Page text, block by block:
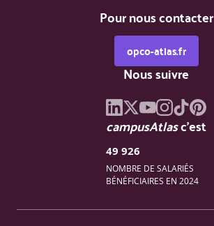
Dimension « Flux de valeur et processus »
Méthodes et techniques appropriées :
Cartographie des flux de valeur
Optimisation du flux de travail
Préparation à l’examen ITIL®4 DPI
Pour nous contacter
opco-atlas.fr
Nous suivre
campusAtlasc'est
49 926
NOMBRE DE SALARIÉS
BÉNÉFICIAIRES EN 2024